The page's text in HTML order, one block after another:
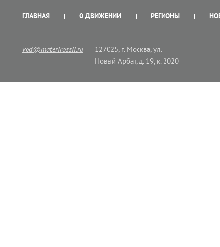
ГЛАВНАЯ О ДВИЖЕНИИ РЕГИОНЫ
vod@materirossii.ru
127025, г. Москва, ул.
Новый Арбат, д. 19, к. 2020